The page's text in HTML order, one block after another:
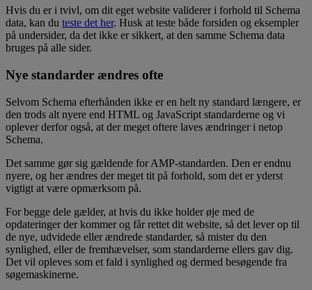
Hvis du er i tvivl, om dit eget website validerer i forhold til Schema
data, kan du teste det her. Husk at teste både forsiden og eksempler
på undersider, da det ikke er sikkert, at den samme Schema data
bruges på alle sider.
Nye standarder ændres ofte
Selvom Schema efterhånden ikke er en helt ny standard længere, er
den trods alt nyere end HTML og JavaScript standarderne og vi
oplever derfor også, at der meget oftere laves ændringer i netop
Schema.
Det samme gør sig gældende for AMP-standarden. Den er endnu
nyere, og her ændres der meget tit på forhold, som det er yderst
vigtigt at være opmærksom på.
For begge dele gælder, at hvis du ikke holder øje med de
opdateringer der kommer og får rettet dit website, så det lever op til
de nye, udvidede eller ændrede standarder, så mister du den
synlighed, eller de fremhævelser, som standarderne ellers gav dig.
Det vil opleves som et fald i synlighed og dermed besøgende fra
søgemaskinerne.